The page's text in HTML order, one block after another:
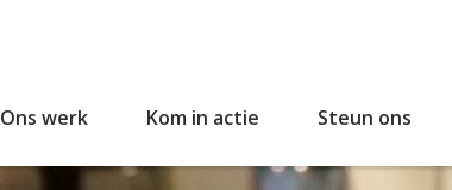
Ons werk Kom in actie Steun ons